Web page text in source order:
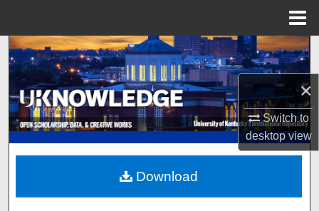
×
Switch to
desktopview
Search
Browse Collections
My Account
About
Digital Commons Network™
Download